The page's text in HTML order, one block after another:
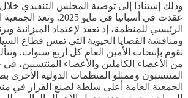
عقدت في أسبانيا في مايو
الرئيسي للمنظمة، إذ تعقد لإعتماد الميزانية
ومناقشة القضايا الحيوية التي تمس قطاع
تقوم بإنتخاب الأمين العام كل أربع سنوات.
من الأعضاء الكاملين والأعضاء المنتسبين،
المنتسبون وممثلو المنظمات الدولية الأخرى
الجمعية العامة أعلى سلطة لصنع القرار في